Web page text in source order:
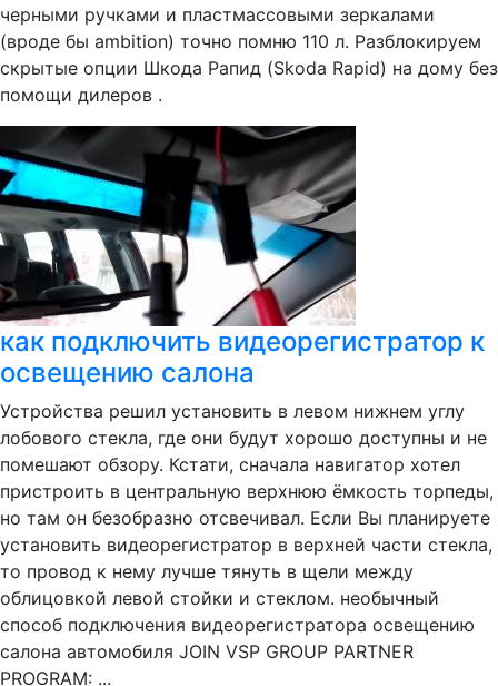
черными ручками и пластмассовыми зеркалами
(вроде бы ambition) точно помню 110 л. Разблокируем
скрытые опции Шкода Рапид (Skoda Rapid) на дому без
помощи дилеров .
как подключить видеорегистратор к
освещению салона
Устройства решил установить в левом нижнем углу
лобового стекла, где они будут хорошо доступны и не
помешают обзору. Кстати, сначала навигатор хотел
пристроить в центральную верхнюю ёмкость торпеды,
но там он безобразно отсвечивал. Если Вы планируете
установить видеорегистратор в верхней части стекла,
то провод к нему лучше тянуть в щели между
облицовкой левой стойки и стеклом. необычный
способ подключения видеорегистратора освещению
салона автомобиля JOIN VSP GROUP PARTNER
PROGRAM: ...